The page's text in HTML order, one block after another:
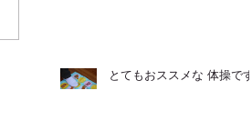
とてもおススメな 体操です